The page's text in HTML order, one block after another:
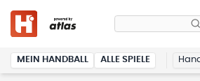
MEIN HANDBALL ALLE SPIELE